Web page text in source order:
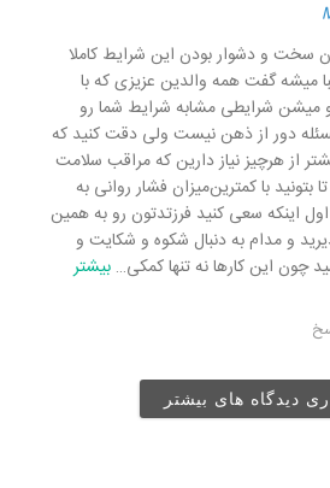
سخت و دشوار بودن این شرایط کاملا
میشه گفت همه والدین عزیزی که با
میشن شرایطی مشابه شرایط شما رو
دور از ذهن نیست ولی دقت کنید که
از هرچیز نیاز دارین که مراقب سلامت
بتونید با کمترین‌میزان فشار روانی به
اینکه سعی کنید فرزتدتون رو به همین
و مدام به دنبال شکوه و شکایت و
چون این کارها نه تنها کمکی… بیشتر
دیدگاه های بیشتر